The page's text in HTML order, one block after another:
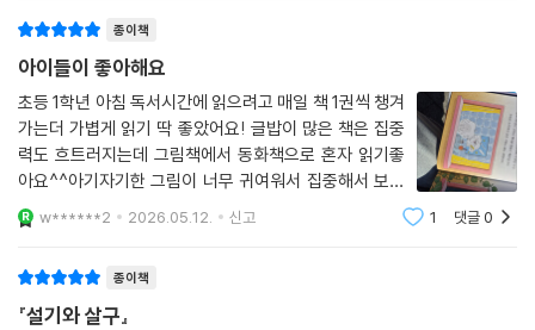
뜻밖의 존재를 마주 보며 세상에서 가장 멋진 가족을 둔 것 같아 뿌듯해집
니다. 소미는 엄마나 아빠, 할머니가 학교에 오지 않아도 땅바닥만 보고 걷
는 어린이는 아닙니다. 풀이 죽어 자신감을 잃어버리는 어린이는 더더욱
아니지요. 소미가 그런 것처럼 모든 어린이에게는 누구도 감히 상상하지
못할 멋진 힘이 있습니다. 씩씩하게 자기의 행복을 알아보는 힘이지요.
이 작품은 함께 시간을 보내며 서로를 위하고, 필요할 때 곁에 있어 주는 마
음이 있다면 그것만으로도 충분히 괜찮은 가족이 될 수 있다는 사실을 알
려 주어요. 어린이 독자는 이 이야기를 통해 나의 가족과 조금 다른 모습의
제 세상에서 가장 용감한 모험을 떠난 설기와 살구, 그리고 소미를 만날 준
비가 되었나요?
종이책
아이들이 좋아해요
초등 1학년 아침 독서시간에 읽으려고 매일 책 1권씩 챙겨
가는더 가볍게 읽기 딱 좋았어요! 글밥이 많은 책은 집중
력도 흐트러지는데 그림책에서 동화책으로 혼자 읽기좋
아요^^아기자기한 그림이 너무 귀여워서 집중해서 보더
라구요~ 귀여움과 따뜻함이 가득 담긴 동화책이었어요!
처음 만나는 낯선 세상 속 구석구석 숨어 있는 따뜻한 마
w******2 2026.05.12. 신고 1 댓글0
종이책
『설기와 살구』